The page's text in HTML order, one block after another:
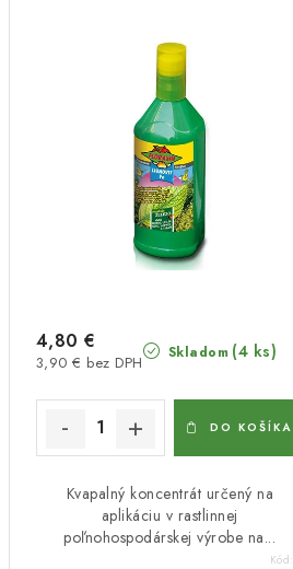
Skladom (4 ks)
3,90 € bez DPH
4,80 €
DO KOŠÍKA
Kvapalný koncentrát určený na
aplikáciu v rastlinnej
poľnohospodárskej výrobe na...
Kód: